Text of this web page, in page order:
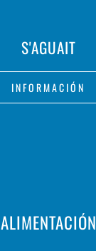
S'AGUAIT
INFORMACIÓN
ALIMENTACIÓN